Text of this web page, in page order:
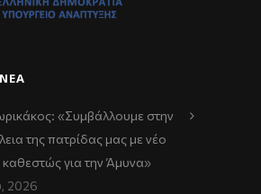
«Συμβάλλουμε στην
της πατρίδας μας με νέο
για την Άμυνα»
2026